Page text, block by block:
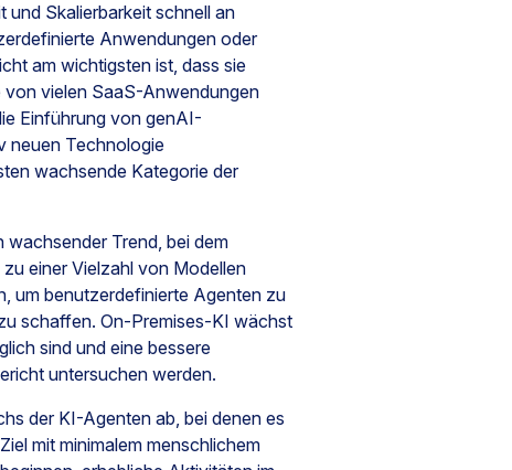
Skalierbarkeit schnell an
Anwendungen oder
am wichtigsten ist, dass sie
vielen SaaS-Anwendungen
Einführung von genAI-
neuen Technologie
wachsende Kategorie der
Trend, bei dem
einer Vielzahl von Modellen
um benutzerdefinierte Agenten zu
schaffen. On-Premises-KI wächst
sind und eine bessere
untersuchen werden.
der KI-Agenten ab, bei denen es
mit minimalem menschlichem